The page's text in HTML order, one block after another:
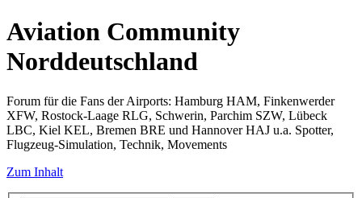
Aviation Community
Norddeutschland
Forum für die Fans der Airports: Hamburg HAM, Finkenwerder
XFW, Rostock-Laage RLG, Schwerin, Parchim SZW, Lübeck
LBC, Kiel KEL, Bremen BRE und Hannover HAJ u.a. Spotter,
Flugzeug-Simulation, Technik, Movements
Zum Inhalt